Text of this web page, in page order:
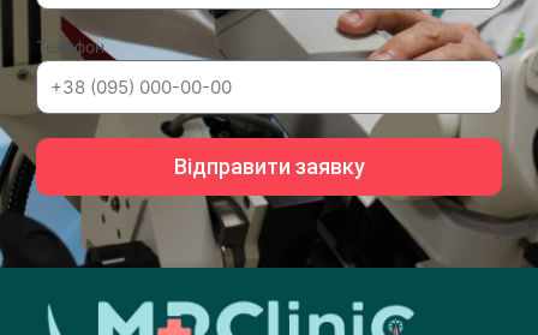
Телефон
Відправити заявку